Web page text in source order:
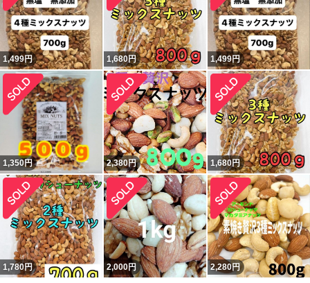
1,499円 1,680円 1,499円
1,350円 2,380円 1,680円
1,780円 2,000円 2,280円